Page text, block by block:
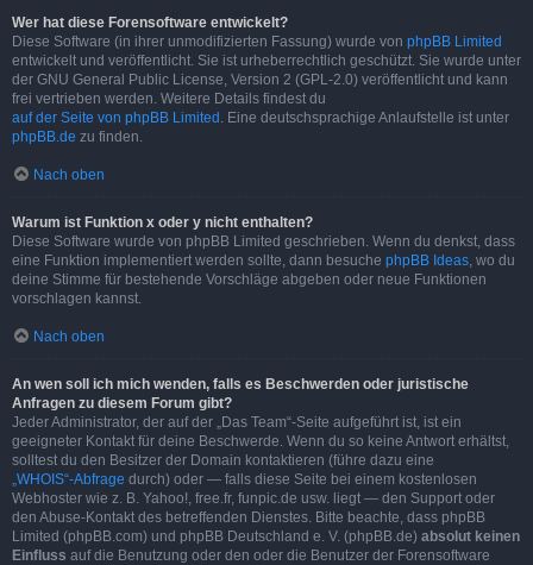
Wer hat diese Forensoftware entwickelt?
Diese Software (in ihrer unmodifizierten Fassung) wurde von phpBB Limited
entwickelt und veröffentlicht. Sie ist urheberrechtlich geschützt. Sie wurde unter
der GNU General Public License, Version 2 (GPL-2.0) veröffentlicht und kann
frei vertrieben werden. Weitere Details findest du
auf der Seite von phpBB Limited . Eine deutschsprachige Anlaufstelle ist unter
phpBB.de zu finden.
Nach oben
Warum ist Funktion x oder y nicht enthalten?
Diese Software wurde von phpBB Limited geschrieben. Wenn du denkst, dass
eine Funktion implementiert werden sollte, dann besuche phpBB Ideas, wo du
deine Stimme für bestehende Vorschläge abgeben oder neue Funktionen
vorschlagen kannst.
Nach oben
An wen soll ich mich wenden, falls es Beschwerden oder juristische
Anfragen zu diesem Forum gibt?
Jeder Administrator, der auf der „Das Team“-Seite aufgeführt ist, ist ein
geeigneter Kontakt für deine Beschwerde. Wenn du so keine Antwort erhältst,
solltest du den Besitzer der Domain kontaktieren (führe dazu eine
„WHOIS“-Abfrage durch) oder — falls diese Seite bei einem kostenlosen
Webhoster wie z. B. Yahoo!, free.fr, funpic.de usw. liegt — den Support oder
den Abuse-Kontakt des betreffenden Dienstes. Bitte beachte, dass phpBB
Limited (phpBB.com) und phpBB Deutschland e. V. (phpBB.de) absolut keinen
Einfluss auf die Benutzung oder den oder die Benutzer der Forensoftware